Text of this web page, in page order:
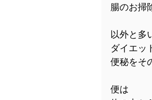
腸のお掃
以外と多
ダイエッ
便秘をそ
便は